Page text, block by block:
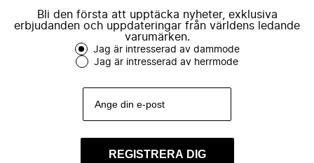
Bli den första att upptäcka nyheter, exklusiva
erbjudanden och uppdateringar från världens ledande
varumärken.
Jag är intresserad av dammode
Jag är intresserad av herrmode
REGISTRERA DIG